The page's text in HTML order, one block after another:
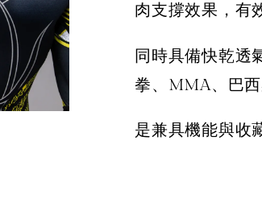
肉支撐效果，有
同時具備快乾透
拳、MMA、巴
是兼具機能與收